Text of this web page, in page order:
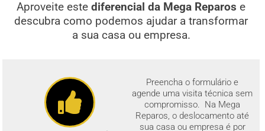
Aproveite estediferencial da Mega Reparos e
descubra como podemos ajudar a transformar
a sua casa ou empresa.
Preencha o formulário e
agende uma visita técnica sem
compromisso. Na Mega
Reparos, o deslocamento até
sua casa ou empresa é por